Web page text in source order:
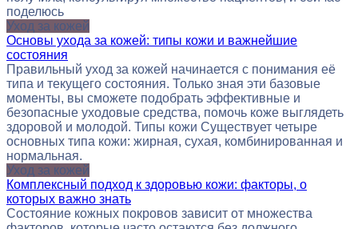
поделюсь
Уход за кожей
Основы ухода за кожей: типы кожи и важнейшие
состояния
Правильный уход за кожей начинается с понимания её
типа и текущего состояния. Только зная эти базовые
моменты, вы сможете подобрать эффективные и
безопасные уходовые средства, помочь коже выглядеть
здоровой и молодой. Типы кожи Существует четыре
основных типа кожи: жирная, сухая, комбинированная и
нормальная.
Уход за кожей
Комплексный подход к здоровью кожи: факторы, о
которых важно знать
Состояние кожных покровов зависит от множества